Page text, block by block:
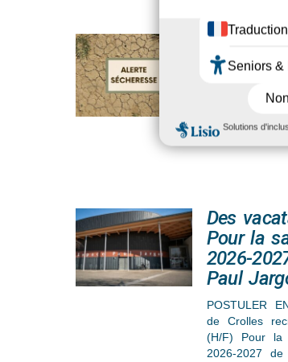
Sécheresse
La Préfecture
“sécheresse”
Des
Pour la
2026-
Paul
POSTULER
de Crolles
(H/F) Pour la
2026-2027 de